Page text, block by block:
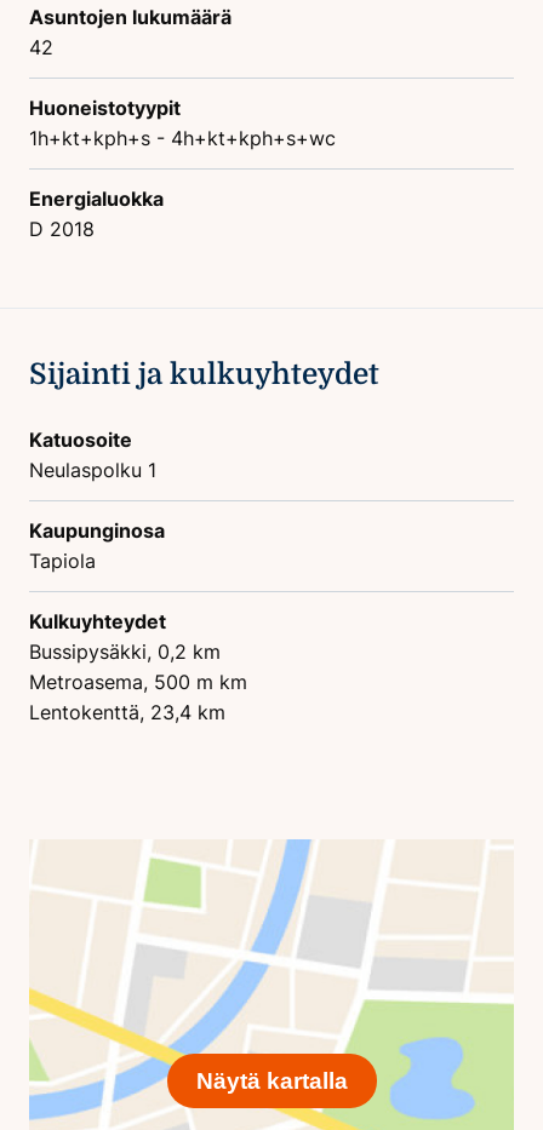
Asuntojen lukumäärä
42
Huoneistotyypit
1h+kt+kph+s - 4h+kt+kph+s+wc
Energialuokka
D 2018
Sijainti ja kulkuyhteydet
Katuosoite
Neulaspolku 1
Kaupunginosa
Tapiola
Kulkuyhteydet
Bussipysäkki, 0,2 km
Metroasema, 500 m km
Lentokenttä, 23,4 km
Näytä kartalla